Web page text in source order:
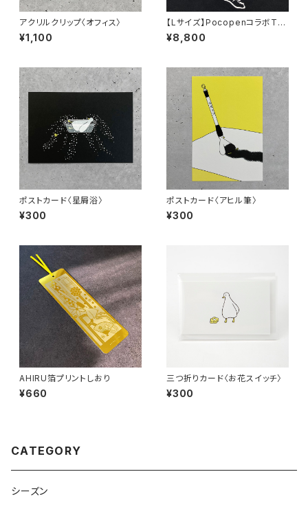
アクリルクリップ〈オフィス〉
¥1,100
【Lサイズ】PocopenコラボTシ
ャツ〈しゃぼん玉ユニバース〉
¥8,800
ポストカード〈星屑浴〉
¥300
ポストカード〈アヒル筆〉
¥300
AHIRU箔プリントしおり
¥660
三つ折りカード〈お花スイッチ〉
¥300
CATEGORY
シーズン